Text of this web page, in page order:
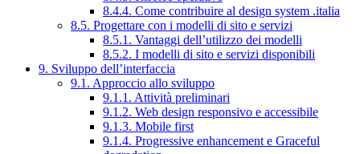
8.4.4. Come contribuire al design system .italia
8.5. Progettare con i modelli di sito e servizi
8.5.1. Vantaggi dell’utilizzo dei modelli
8.5.2. I modelli di sito e servizi disponibili
9. Sviluppo dell’interfaccia
9.1. Approccio allo sviluppo
9.1.1. Attività preliminari
9.1.2. Web design responsivo e accessibile
9.1.3. Mobile first
9.1.4. Progressive enhancement e Graceful